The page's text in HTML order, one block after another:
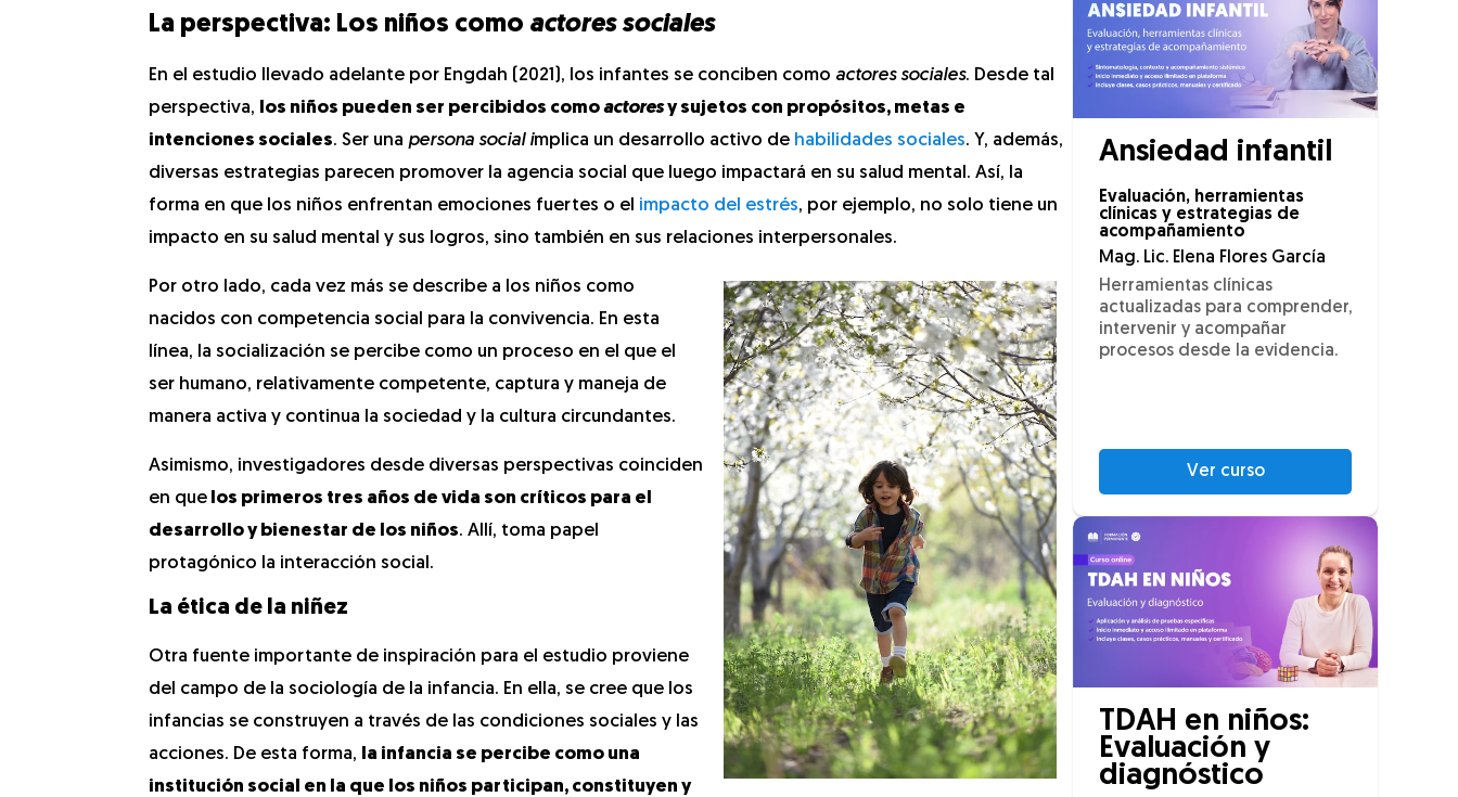
La perspectiva: Los niños como actores sociales
En el estudio llevado adelante por Engdah (2021), los infantes se conciben como actores sociales. Desde tal
perspectiva,
los niños pueden ser percibidos comoactoresy sujetos con propósitos, metas e
intenciones sociales. Ser una persona social implica un desarrollo activo de habilidades sociales. Y, además,
diversas estrategias parecen promover la agencia social que luego impactará en su salud mental. Así, la
forma en que los niños enfrentan emociones fuertes o el impacto del estrés, por ejemplo, no solo tiene un
impacto en su salud mental y sus logros, sino también en sus relaciones interpersonales.
Por otro lado, cada vez más se describe a los niños como
nacidos con competencia social para la convivencia. En esta
línea, la socialización se percibe como un proceso en el que el
ser humano, relativamente competente, captura y maneja de
manera activa y continua la sociedad y la cultura circundantes.
Asimismo, investigadores desde diversas perspectivas coinciden
en que los primeros tres años de vida son críticos para el
desarrollo y bienestar de los niños. Allí, toma papel
protagónico la interacción social.
La ética de la niñez
Otra fuente importante de inspiración para el estudio proviene
del campo de la sociología de la infancia. En ella, se cree que los
infancias se construyen a través de las condiciones sociales y las
acciones. De esta forma,
la infancia se percibe como una
institución social en la que los niños participan, constituyen y
Ansiedad infantil
Evaluación, herramientas
clínicas y estrategias de
acompañamiento
Mag. Lic. Elena Flores García
Herramientas clínicas
actualizadas para comprender,
intervenir y acompañar
procesos desde la evidencia.
Ver curso
TDAH en niños:
Evaluación y
diagnóstico